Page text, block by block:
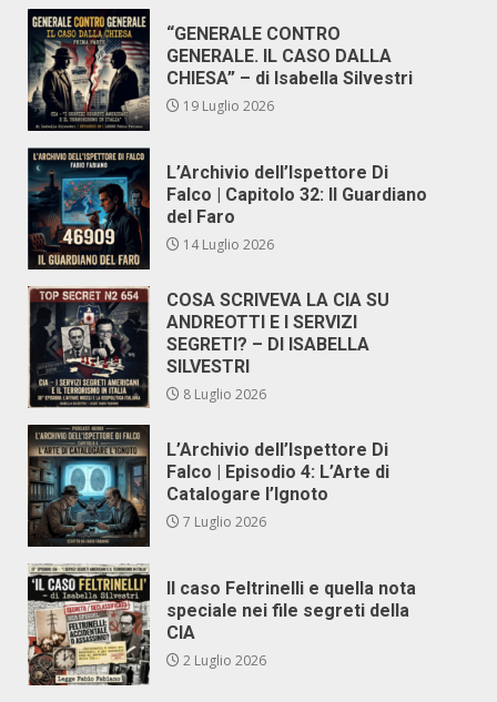
“GENERALE CONTRO
GENERALE. IL CASO DALLA
CHIESA” – di Isabella Silvestri
19 Luglio 2026
L’Archivio dell’Ispettore Di
Falco | Capitolo 32: Il Guardiano
del Faro
14 Luglio 2026
COSA SCRIVEVA LA CIA SU
ANDREOTTI E I SERVIZI
SEGRETI? – DI ISABELLA
SILVESTRI
8 Luglio 2026
L’Archivio dell’Ispettore Di
Falco | Episodio 4: L’Arte di
Catalogare l’Ignoto
7 Luglio 2026
Il caso Feltrinelli e quella nota
speciale nei file segreti della
CIA
2 Luglio 2026